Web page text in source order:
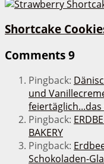
Shortcake
Comments 9
Pingback:
und
Pingback:
BAKERY
Pingback:
Schokoladen-